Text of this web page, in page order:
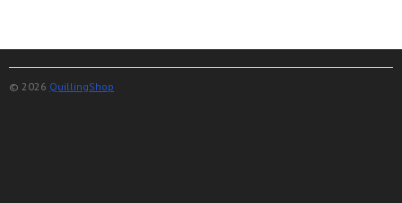
© 2026 QuillingShop